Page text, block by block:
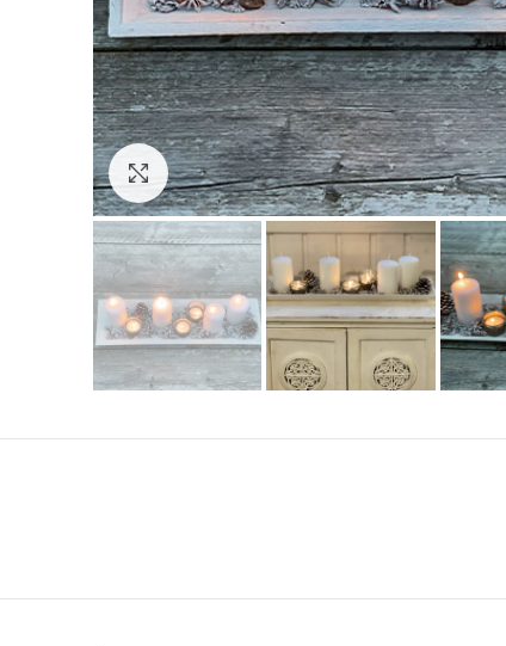
Click to enlarge